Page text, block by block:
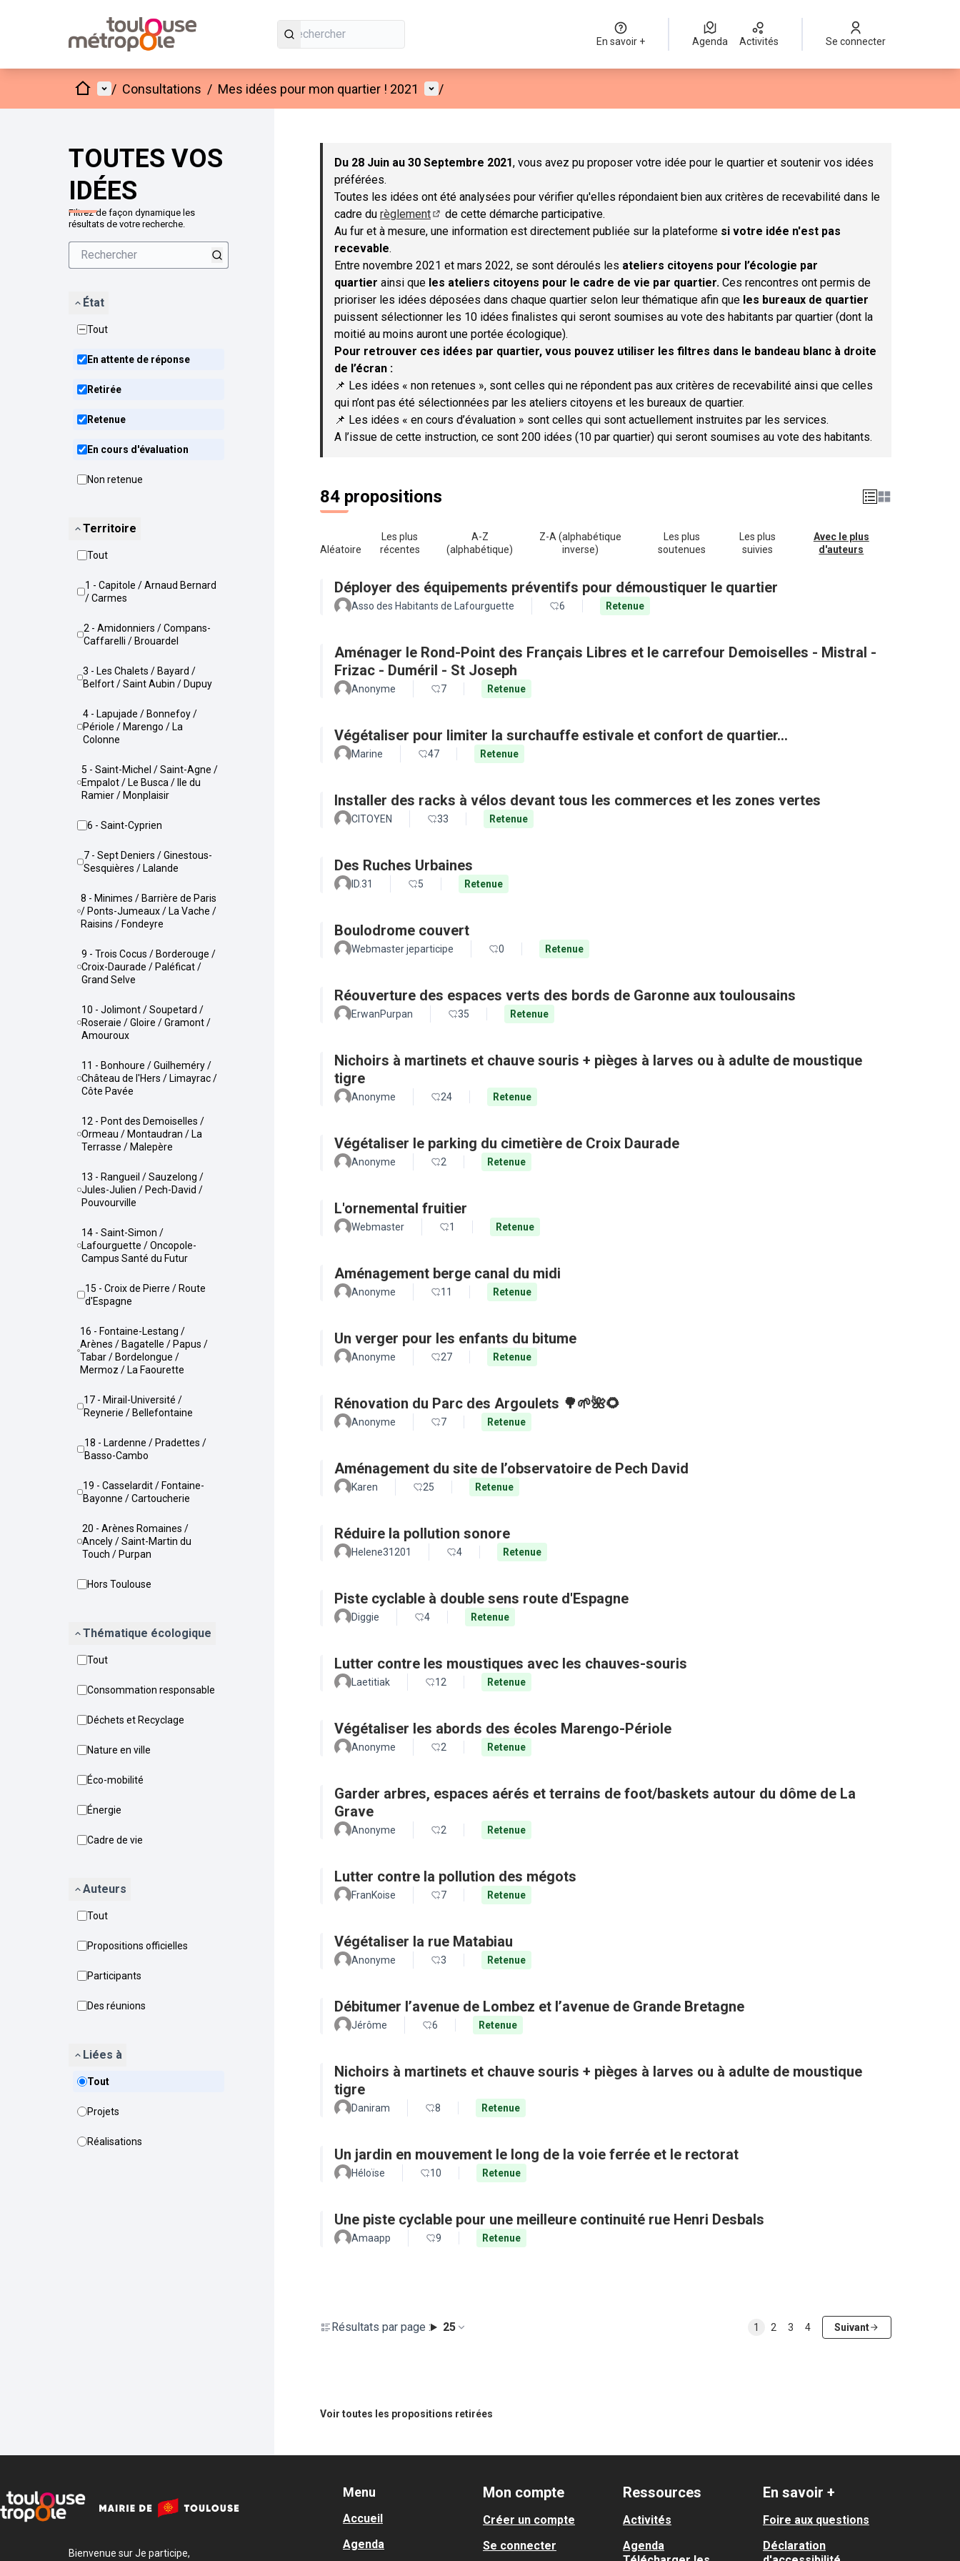
En savoir + Agenda Activités Se connecter
AccueilMenu principal
/ Consultations / Mes idées pour mon quartier ! 2021 Menu utilisateur
/
TOUTES VOS
IDÉES
Filtrez de façon dynamique les
résultats de votre recherche.
État
Tout
En attente de réponse
Retirée
Retenue
En cours d'évaluation
Non retenue
Territoire
Tout
1 - Capitole / Arnaud Bernard
/ Carmes
2 - Amidonniers / Compans-
Caffarelli / Brouardel
3 - Les Chalets / Bayard /
Belfort / Saint Aubin / Dupuy
4 - Lapujade / Bonnefoy /
Périole / Marengo / La
Colonne
5 - Saint-Michel / Saint-Agne /
Empalot / Le Busca / Ile du
Ramier / Monplaisir
6 - Saint-Cyprien
7 - Sept Deniers / Ginestous-
Sesquières / Lalande
8 - Minimes / Barrière de Paris
/ Ponts-Jumeaux / La Vache /
Raisins / Fondeyre
9 - Trois Cocus / Borderouge /
Croix-Daurade / Paléficat /
Grand Selve
10 - Jolimont / Soupetard /
Roseraie / Gloire / Gramont /
Amouroux
11 - Bonhoure / Guilheméry /
Château de l'Hers / Limayrac /
Côte Pavée
12 - Pont des Demoiselles /
Ormeau / Montaudran / La
Terrasse / Malepère
13 - Rangueil / Sauzelong /
Jules-Julien / Pech-David /
Pouvourville
14 - Saint-Simon /
Lafourguette / Oncopole-
Campus Santé du Futur
15 - Croix de Pierre / Route
d'Espagne
16 - Fontaine-Lestang /
Arènes / Bagatelle / Papus /
Tabar / Bordelongue /
Mermoz / La Faourette
17 - Mirail-Université /
Reynerie / Bellefontaine
18 - Lardenne / Pradettes /
Basso-Cambo
19 - Casselardit / Fontaine-
Bayonne / Cartoucherie
20 - Arènes Romaines /
Ancely / Saint-Martin du
Touch / Purpan
Hors Toulouse
Thématique écologique
Tout
Consommation responsable
Déchets et Recyclage
Nature en ville
Éco-mobilité
Énergie
Cadre de vie
Auteurs
Tout
Propositions officielles
Participants
Des réunions
Liées à
Tout
Projets
Réalisations
Passer la carte
Du 28 Juin au 30 Septembre 2021, vous avez pu proposer votre idée pour le quartier et soutenir vos idées
préférées.
Toutes les idées ont été analysées pour vérifier qu'elles répondaient bien aux critères de recevabilité dans le
cadre du règlement
(S'ouvre dans un nouvel onglet)
de cette démarche participative.
Au fur et à mesure, une information est directement publiée sur la plateforme si votre idée n'est pas
recevable.
Entre novembre 2021 et mars 2022, se sont déroulés les ateliers citoyens pour l’écologie par
quartier ainsi que les ateliers citoyens pour le cadre de vie par quartier. Ces rencontres ont permis de
prioriser les idées déposées dans chaque quartier selon leur thématique afin que les bureaux de quartier
puissent sélectionner les 10 idées finalistes qui seront soumises au vote des habitants par quartier (dont la
moitié au moins auront une portée écologique).
Pour retrouver ces idées par quartier, vous pouvez utiliser les filtres dans le bandeau blanc à droite
de l’écran :
📌 Les idées « non retenues », sont celles qui ne répondent pas aux critères de recevabilité ainsi que celles
qui n’ont pas été sélectionnées par les ateliers citoyens et les bureaux de quartier.
📌 Les idées « en cours d’évaluation » sont celles qui sont actuellement instruites par les services.
A l’issue de cette instruction, ce sont 200 idées (10 par quartier) qui seront soumises au vote des habitants.
84 propositions
Aléatoire
Les plus
récentes
A-Z
(alphabétique)
Z-A (alphabétique
inverse)
Les plus
soutenues
Les plus
suivies
Avec le plus
d'auteurs
Déployer des équipements préventifs pour démoustiquer le quartier
Asso des Habitants de Lafourguette 6 Retenue
Aménager le Rond-Point des Français Libres et le carrefour Demoiselles - Mistral -
Frizac - Duméril - St Joseph
Anonyme 7 Retenue
Végétaliser pour limiter la surchauffe estivale et confort de quartier...
Marine 47 Retenue
Installer des racks à vélos devant tous les commerces et les zones vertes
CITOYEN 33 Retenue
Des Ruches Urbaines
ID.31 5 Retenue
Boulodrome couvert
Webmaster jeparticipe 0 Retenue
Réouverture des espaces verts des bords de Garonne aux toulousains
ErwanPurpan 35 Retenue
Nichoirs à martinets et chauve souris + pièges à larves ou à adulte de moustique
tigre
Anonyme 24 Retenue
Végétaliser le parking du cimetière de Croix Daurade
Anonyme 2 Retenue
L'ornemental fruitier
Webmaster 1 Retenue
Aménagement berge canal du midi
Anonyme 11 Retenue
Un verger pour les enfants du bitume
Anonyme 27 Retenue
Rénovation du Parc des Argoulets 🌳🌱🌺🌻
Anonyme 7 Retenue
Aménagement du site de l’observatoire de Pech David
Karen 25 Retenue
Réduire la pollution sonore
Helene31201 4 Retenue
Piste cyclable à double sens route d'Espagne
Diggie 4 Retenue
Lutter contre les moustiques avec les chauves-souris
Laetitiak 12 Retenue
Végétaliser les abords des écoles Marengo-Périole
Anonyme 2 Retenue
Garder arbres, espaces aérés et terrains de foot/baskets autour du dôme de La
Grave
Anonyme 2 Retenue
Lutter contre la pollution des mégots
FranKoise 7 Retenue
Végétaliser la rue Matabiau
Anonyme 3 Retenue
Débitumer l’avenue de Lombez et l’avenue de Grande Bretagne
Jérôme 6 Retenue
Nichoirs à martinets et chauve souris + pièges à larves ou à adulte de moustique
tigre
Daniram 8 Retenue
Un jardin en mouvement le long de la voie ferrée et le rectorat
Héloïse 10 Retenue
Une piste cyclable pour une meilleure continuité rue Henri Desbals
Amaapp 9 Retenue
Résultats par page : 25 1 2 3 4 Suivant
Voir toutes les propositions retirées
Bienvenue sur Je participe,
Menu
Accueil
Agenda
Mon compte
Créer un compte
Se connecter
Ressources
Activités
Agenda
En savoir +
Foire aux questions
Déclaration